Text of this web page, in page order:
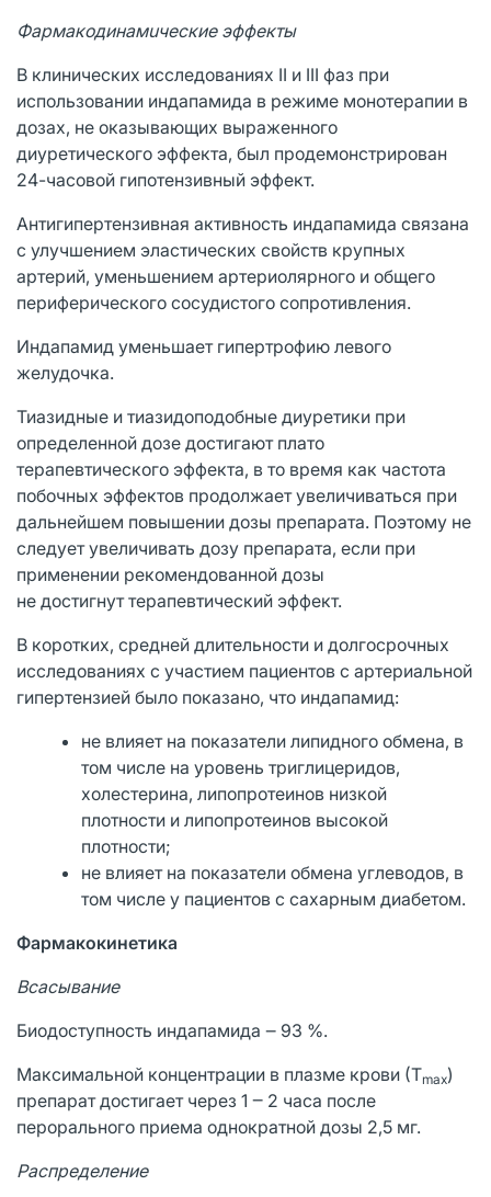
Фармакодинамuческие эффекты
В клинических исследованиях II и III фаз при
использовании индапамида в режиме монотерапии в
дозах, не оказывающих выраженного
диуретического эффекта, был продемонстрирован
24-часовой гипотензивный эффект.
Антигипертензивная активность индапамида связана
с улучшением эластических свойств крупных
артерий, уменьшением артериолярного и общего
периферического сосудистого сопротивления.
Индапамид уменьшает гипертрофию левого
желудочка.
Тиазидные и тиазидоподобные диуретики при
определенной дозе достигают плато
терапевтического эффекта, в то время как частота
побочных эффектов продолжает увеличиваться при
дальнейшем повышении дозы препарата. Поэтому не
следует увеличивать дозу препарата, если при
применении рекомендованной дозы
не достигнут терапевтический эффект.
В коротких, средней длительности и долгосрочных
исследованиях с участием пациентов с артериальной
гипертензией было показано, что индапамид:
не влияет на показатели липидного обмена, в
том числе на уровень триглицеридов,
холестерина, липопротеинов низкой
плотности и липопротеинов высокой
плотности;
не влияет на показатели обмена углеводов, в
том числе у пациентов с сахарным диабетом.
Фармакокинетика
Всасывание
Биодоступность индапамида ‒ 93 %.
Максимальной концентрации в плазме крови (Тmax)
препарат достигает через 1 ‒ 2 часа после
перорального приема однократной дозы 2,5 мг.
Распределение